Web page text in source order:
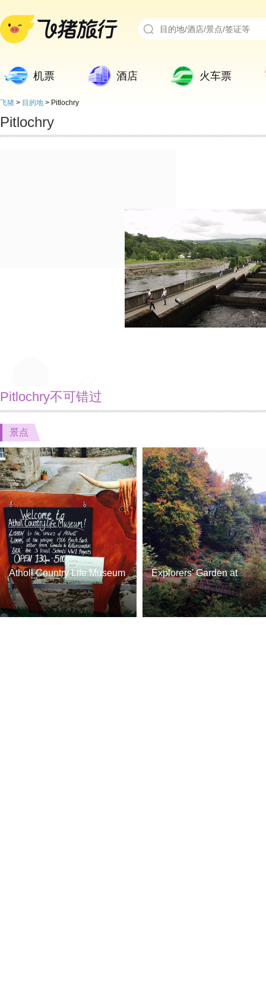
机票 酒店 火车票
飞猪 > 目的地 > Pitlochry
Pitlochry
Pitlochry不可错过
景点
Atholl Country Life Museum
Explorers' Garden at
Pitlochry Theatre